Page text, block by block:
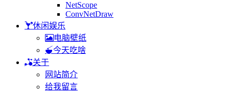
NetScope
ConvNetDraw
休闲娱乐
电脑壁纸
今天吃啥
关于
网站简介
给我留言